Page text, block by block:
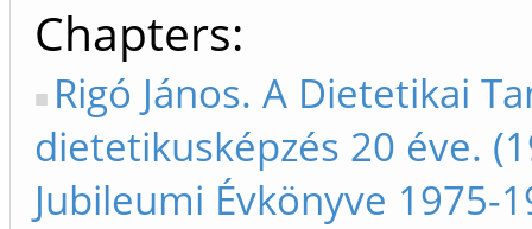
Chapters
Rigó János. A Dietetikai
dietetikusképzés 20 éve.
Jubileumi Évkönyve 1975-